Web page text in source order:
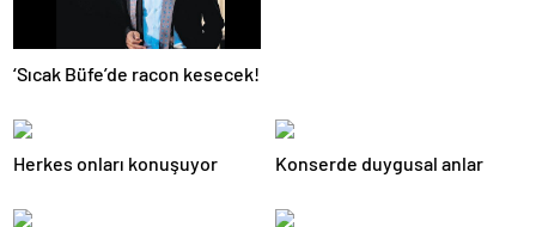
‘Sıcak Büfe’de racon kesecek!
Herkes onları konuşuyor Konserde duygusal anlar